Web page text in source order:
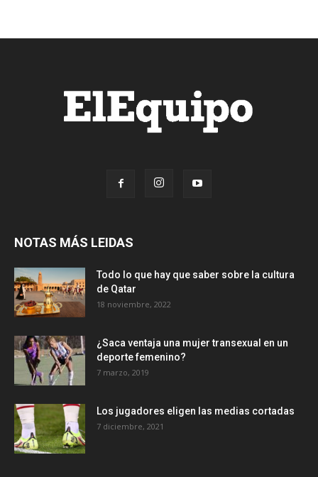
NOTAS MÁS LEIDAS
Todo lo que hay que saber sobre la cultura
de Qatar
18 noviembre, 2022
¿Saca ventaja una mujer transexual en un
deporte femenino?
7 marzo, 2019
Los jugadores eligen las medias cortadas
7 diciembre, 2021